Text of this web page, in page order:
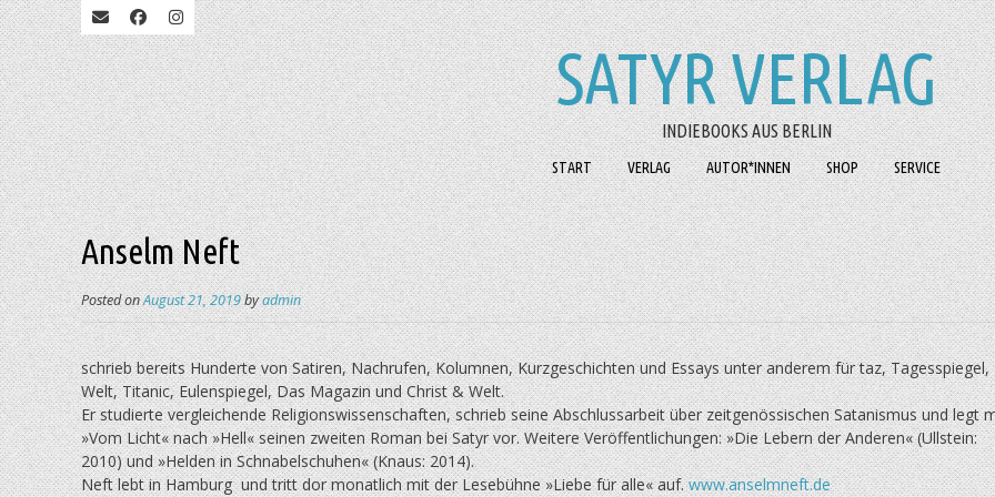
SATYR VERLAG
INDIEBOOKS AUS BERLIN
START VERLAG AUTOR*INNEN SHOP SERVICE
Anselm Neft
Posted onAugust 21, 2019byadmin
schrieb bereits Hunderte von Satiren, Nachrufen, Kolumnen, Kurzgeschichten und Essays unter anderem für taz, Tagesspiegel,
Welt, Titanic, Eulenspiegel, Das Magazin und Christ & Welt.
Er studierte vergleichende Religionswissenschaften, schrieb seine Abschlussarbeit über zeitgenössischen Satanismus und legt
»Vom Licht« nach »Hell« seinen zweiten Roman bei Satyr vor. Weitere Veröffentlichungen: »Die Lebern der Anderen« (Ullstein:
2010) und »Helden in Schnabelschuhen« (Knaus: 2014).
Neft lebt in Hamburg und tritt dor monatlich mit der Lesebühne »Liebe für alle« auf.www.anselmneft.de